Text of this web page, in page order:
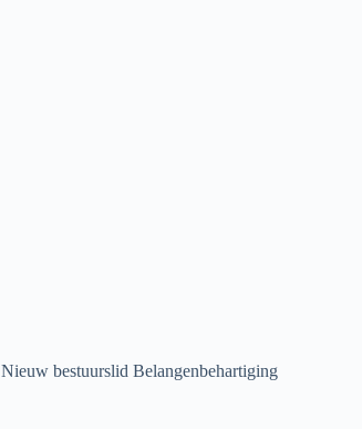
Nieuw bestuurslid Belangenbehartiging